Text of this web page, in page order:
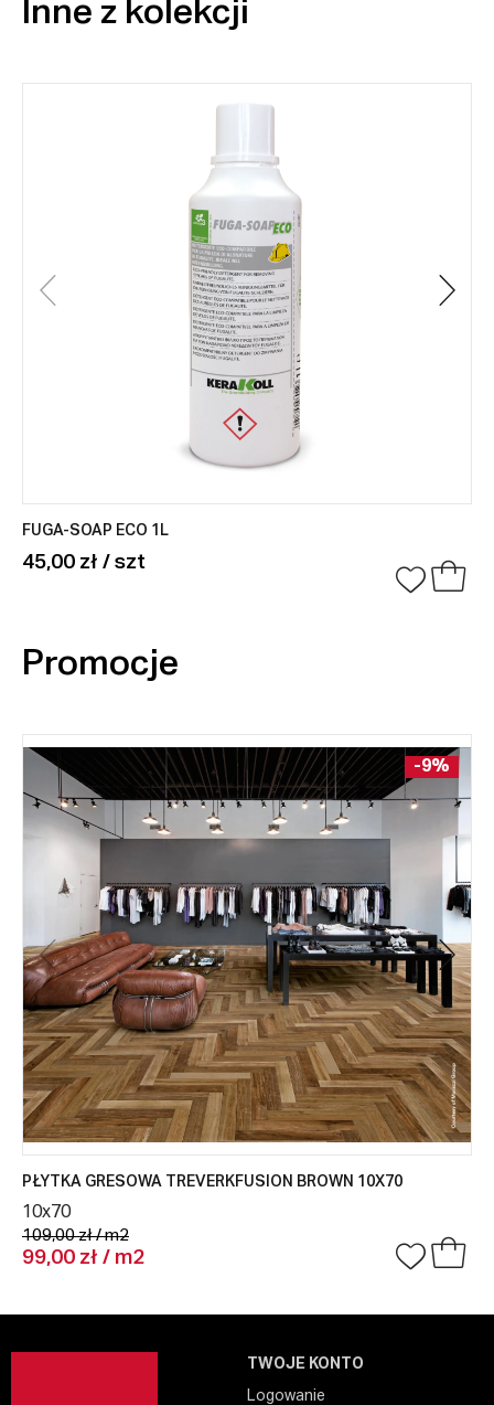
Inne z kolekcji
FUGA-SOAP ECO 1L
45,00 zł / szt
Promocje
PŁYTKA GRESOWA TREVERKFUSION BROWN 10X70
10x70
109,00 zł / m2
99,00 zł / m2
-9%
TWOJE KONTO
Logowanie